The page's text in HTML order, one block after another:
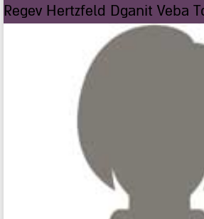
Regev Hertzfeld Dganit Veba